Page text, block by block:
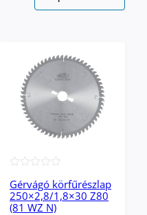
Gérvágó körfűrészlap
250×2,8/1,8×30 Z80
(81 WZ N)